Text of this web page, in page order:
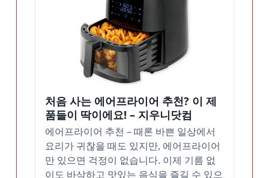
처음 사는 에어프라이어 추천? 이 제
품들이 딱이에요! – 지우니닷컴
에어프라이어 추천 – 때론 바쁜 일상에서
요리가 귀찮을 때도 있지만, 에어프라이어
만 있으면 걱정이 없습니다. 이제 기름 없
이도 바삭하고 맛있는 음식을 즐길 수 있으